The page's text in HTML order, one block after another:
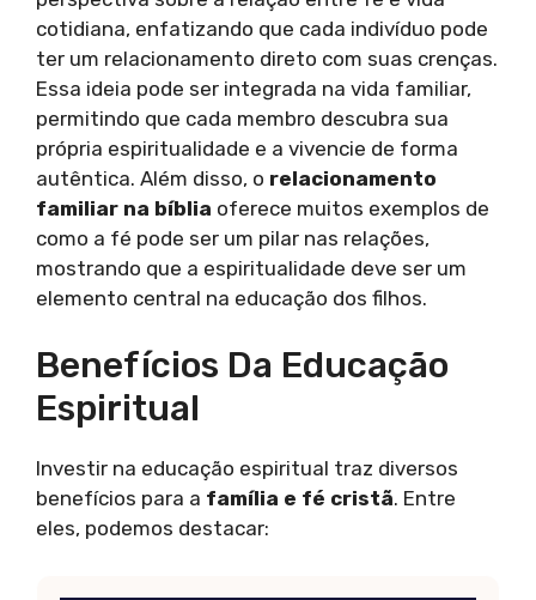
cotidiana, enfatizando que cada indivíduo pode
ter um relacionamento direto com suas crenças.
Essa ideia pode ser integrada na vida familiar,
permitindo que cada membro descubra sua
própria espiritualidade e a vivencie de forma
autêntica. Além disso, o relacionamento
familiar na bíblia oferece muitos exemplos de
como a fé pode ser um pilar nas relações,
mostrando que a espiritualidade deve ser um
elemento central na educação dos filhos.
Benefícios Da Educação
Espiritual
Investir na educação espiritual traz diversos
benefícios para a família e fé cristã. Entre
eles, podemos destacar: